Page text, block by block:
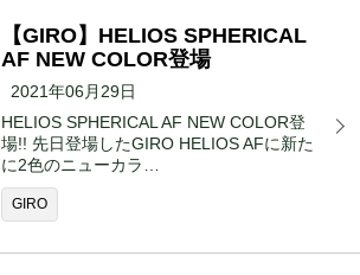
【GIRO】HELIOS SPHERICAL
AF NEW COLOR登場
2021年06月29日
HELIOS SPHERICAL AF NEW COLOR登
場!! 先日登場したGIRO HELIOS AFに新た
に2色のニューカラ…
GIRO